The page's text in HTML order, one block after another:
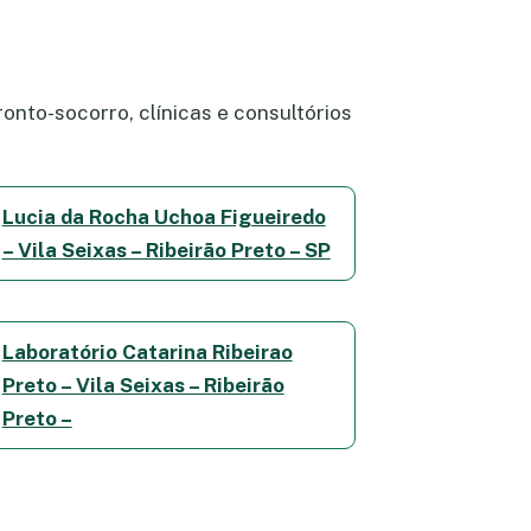
socorro, clínicas e consultórios
Lucia da Rocha Uchoa Figueiredo
– Vila Seixas – Ribeirão Preto – SP
Laboratório Catarina Ribeirao
Preto – Vila Seixas – Ribeirão
Preto –